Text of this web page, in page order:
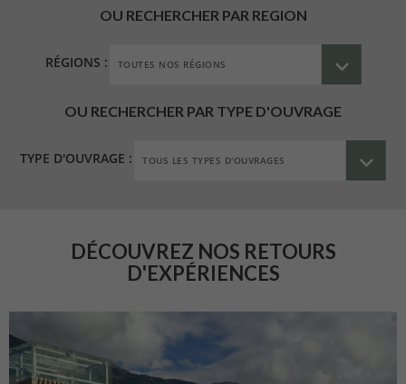
OU RECHERCHER PAR REGION
RÉGIONS :
OU RECHERCHER PAR TYPE D'OUVRAGE
TYPE D'OUVRAGE :
DÉCOUVREZ NOS RETOURS
D'EXPÉRIENCES